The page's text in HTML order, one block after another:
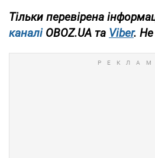
Тільки перевірена
каналіOBOZ.UA та Viber. Не